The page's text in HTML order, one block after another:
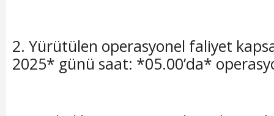
2. Yürütülen operasyonel faliyet
2025* günü saat: *05.00’da*